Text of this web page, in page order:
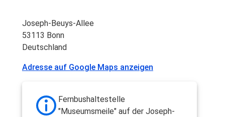
Joseph-Beuys-Allee
53113 Bonn
Deutschland
Adresse auf Google Maps anzeigen
Fernbushaltestelle
"Museumsmeile" auf der Joseph-